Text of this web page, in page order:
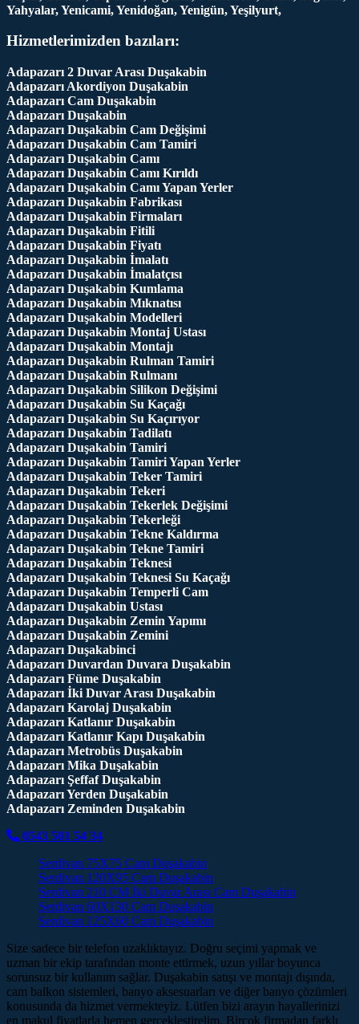
Yahyalar, Yenicami, Yenidoğan, Yenigün, Yeşilyurt,
Hizmetlerimizden bazıları:
Adapazarı 2 Duvar Arası Duşakabin
Adapazarı Akordiyon Duşakabin
Adapazarı Cam Duşakabin
Adapazarı Duşakabin
Adapazarı Duşakabin Cam Değişimi
Adapazarı Duşakabin Cam Tamiri
Adapazarı Duşakabin Camı
Adapazarı Duşakabin Camı Kırıldı
Adapazarı Duşakabin Camı Yapan Yerler
Adapazarı Duşakabin Fabrikası
Adapazarı Duşakabin Firmaları
Adapazarı Duşakabin Fitili
Adapazarı Duşakabin Fiyatı
Adapazarı Duşakabin İmalatı
Adapazarı Duşakabin İmalatçısı
Adapazarı Duşakabin Kumlama
Adapazarı Duşakabin Mıknatısı
Adapazarı Duşakabin Modelleri
Adapazarı Duşakabin Montaj Ustası
Adapazarı Duşakabin Montajı
Adapazarı Duşakabin Rulman Tamiri
Adapazarı Duşakabin Rulmanı
Adapazarı Duşakabin Silikon Değişimi
Adapazarı Duşakabin Su Kaçağı
Adapazarı Duşakabin Su Kaçırıyor
Adapazarı Duşakabin Tadilatı
Adapazarı Duşakabin Tamiri
Adapazarı Duşakabin Tamiri Yapan Yerler
Adapazarı Duşakabin Teker Tamiri
Adapazarı Duşakabin Tekeri
Adapazarı Duşakabin Tekerlek Değişimi
Adapazarı Duşakabin Tekerleği
Adapazarı Duşakabin Tekne Kaldırma
Adapazarı Duşakabin Tekne Tamiri
Adapazarı Duşakabin Teknesi
Adapazarı Duşakabin Teknesi Su Kaçağı
Adapazarı Duşakabin Temperli Cam
Adapazarı Duşakabin Ustası
Adapazarı Duşakabin Zemin Yapımı
Adapazarı Duşakabin Zemini
Adapazarı Duşakabinci
Adapazarı Duvardan Duvara Duşakabin
Adapazarı Füme Duşakabin
Adapazarı İki Duvar Arası Duşakabin
Adapazarı Karolaj Duşakabin
Adapazarı Katlanır Duşakabin
Adapazarı Katlanır Kapı Duşakabin
Adapazarı Metrobüs Duşakabin
Adapazarı Mika Duşakabin
Adapazarı Şeffaf Duşakabin
Adapazarı Yerden Duşakabin
Adapazarı Zeminden Duşakabin
0543 501 54 34
Serdivan 75X75 Cam Duşakabin
Serdivan 120X95 Cam Duşakabin
Serdivan 210 CM İki Duvar Arası Cam Duşakabin
Serdivan 60X130 Cam Duşakabin
Serdivan 125X60 Cam Duşakabin
Size sadece bir telefon uzaklıktayız. Doğru seçimi yapmak ve
uzman bir ekip tarafından monte ettirmek, uzun yıllar boyunca
sorunsuz bir kullanım sağlar. Duşakabin satışı ve montajı dışında,
cam balkon sistemleri, banyo aksesuarları ve diğer banyo çözümleri
konusunda da hizmet vermekteyiz. Lütfen bizi arayın hayallerinizi
en makul fiyatlarla hemen gerçekleştirelim. Birçok firmadan farklı